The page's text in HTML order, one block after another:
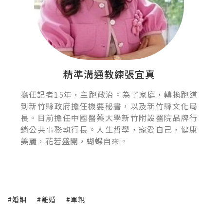
精準溝通教練張宜真
擔任記者15年，主跑政治。為了家庭，轉換跑道
到新竹縣政府擔任機要秘書，以及新竹縣文化局
長。目前擔任中國醫藥大學新竹附設醫院品牌行
銷公共事務執行長。人生哲學，寵愛自己，健康
美麗，花若盛開，蝴蝶自來。
#婚姻 #離婚 #單親